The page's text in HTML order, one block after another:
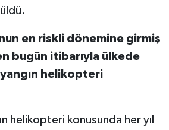
en riskli dönemine girmiş
bugün itibarıyla ülkede
yangın helikopteri
helikopteri konusunda her yıl